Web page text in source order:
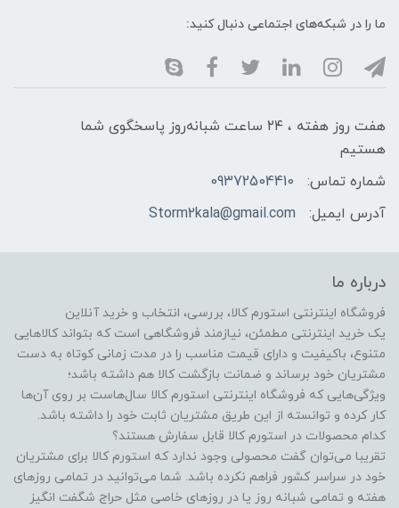
ما را در شبکه‌های اجتماعی دنبال کنید:
هفت روز هفته ، ۲۴ ساعت شبانه‌روز پاسخگوی شما
هستیم
شماره تماس:
09372504410
آدرس ایمیل:
Storm2kala@gmail.com
درباره ما
فروشگاه اینترنتی استورم کالا، بررسی، انتخاب و خرید آنلاین
یک خرید اینترنتی مطمئن، نیازمند فروشگاهی است که بتواند کالاهایی
متنوع، باکیفیت و دارای قیمت مناسب را در مدت زمانی کوتاه به دست
مشتریان خود برساند و ضمانت بازگشت کالا هم داشته باشد؛
ویژگی‌هایی که فروشگاه اینترنتی استورم کالا سال‌هاست بر روی آن‌ها
کار کرده و توانسته از این طریق مشتریان ثابت خود را داشته باشد.
کدام محصولات در استورم کالا قابل سفارش هستند؟
تقریبا می‌توان گفت محصولی وجود ندارد که استورم کالا برای مشتریان
خود در سراسر کشور فراهم نکرده باشد. شما می‌توانید در تمامی روزهای
هفته و تمامی شبانه روز یا در روزهای خاصی مثل حراج شگفت انگیز